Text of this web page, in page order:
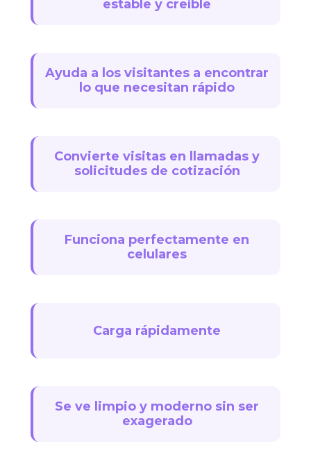
estable y creíble
Ayuda a los visitantes a encontrar
lo que necesitan rápido
Convierte visitas en llamadas y
solicitudes de cotización
Funciona perfectamente en
celulares
Carga rápidamente
Se ve limpio y moderno sin ser
exagerado